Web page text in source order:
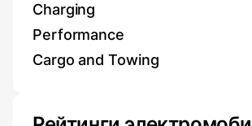
Charging
Performance
Cargo and Towing